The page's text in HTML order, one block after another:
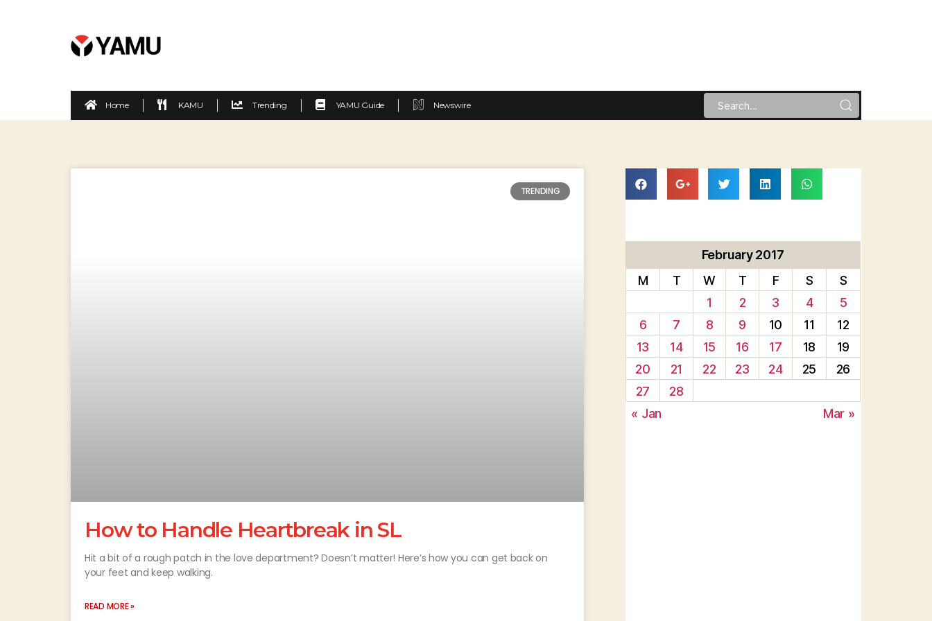
Home KAMU Trending YAMU Guide Newswire
TRENDING
How to Handle Heartbreak in SL
Hit a bit of a rough patch in the love department? Doesn’t matter! Here’s how you can get back on
your feet and keep walking.
READ MORE »
February 2017
M
T W T F S
S
1
2 3 4
5
6
7 8 9 10 11
12
13
14 15 16 17 18
19
20
21 22 23 24 25
26
27
28
« Jan
Mar »